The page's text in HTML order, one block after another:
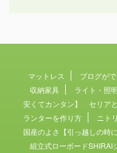
マットレス ブログが
収納家具
ライト・照明
安くてカンタン】 セリア
ランターを作り方
ニト
国産のよさ【引っ越しの時
組立式ローボード